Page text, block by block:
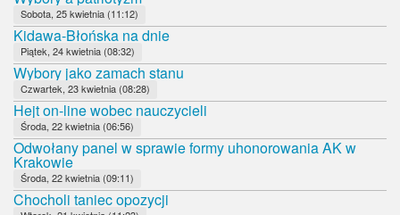
Sobota, 25 kwietnia (11:12)
Kidawa-Błońska na dnie
Piątek, 24 kwietnia (08:32)
Wybory jako zamach stanu
Czwartek, 23 kwietnia (08:28)
Hejt on-line wobec nauczycieli
Środa, 22 kwietnia (06:56)
Odwołany panel w sprawie formy uhonorowania AK w
Krakowie
Środa, 22 kwietnia (09:11)
Chocholi taniec opozycji